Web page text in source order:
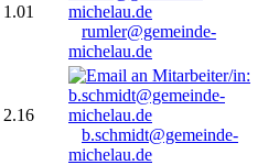
1.01
rumler@gemeinde-
michelau.de
2.16
b.schmidt@gemeinde-
michelau.de